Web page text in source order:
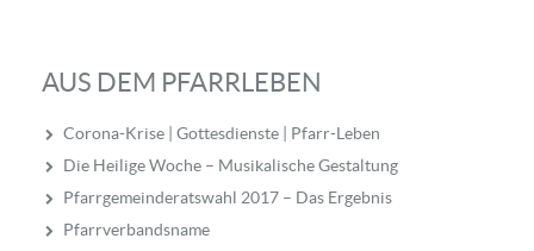
AUS DEM PFARRLEBEN
Corona-Krise | Gottesdienste | Pfarr-Leben
Die Heilige Woche – Musikalische Gestaltung
Pfarrgemeinderatswahl 2017 – Das Ergebnis
Pfarrverbandsname